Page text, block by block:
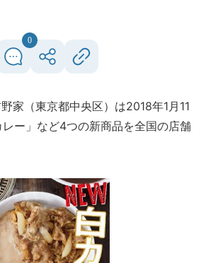
0
家（東京都中央区）は2018年1月11
ー」など4つの新商品を全国の店舗